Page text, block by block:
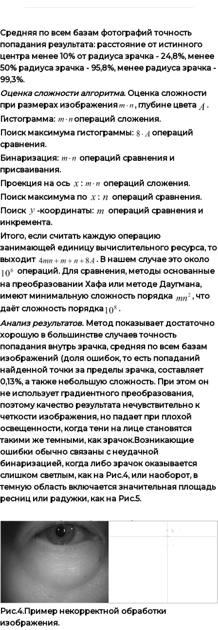
Средняя по всем базам фотографий точность
попадания результата: расстояние от истинного
центра менее 10% от радиуса зрачка - 24,8%, менее
50% радиуса зрачка - 95,8%, менее радиуса зрачка -
99,3%.
Оценка сложности алгоритма. Оценка сложности
при размерах изображения
, глубине цвета
.
Гистограмма:
операций сложения.
Поиск максимума гистограммы:
операций
сравнения.
Бинаризация:
операций сравнения и
присваивания.
Проекция на ось
:
операций сложения.
Поиск максимума по
:
операций сравнения.
Поиск
-координаты:
операций сравнения и
инкремента.
Итого, если считать каждую операцию
занимающей единицу вычислительного ресурса, то
выходит
. В нашем случае это около
операций. Для сравнения, методы основанные
на преобразовании Хафа или методе Даугмана,
имеют минимальную сложность порядка
, что
даёт сложность порядка
.
Анализ результатов. Метод показывает достаточно
хорошую в большинстве случаев точность
попадания внутрь зрачка, средняя по всем базам
изображений (доля ошибок, то есть попаданий
найденной точки за пределы зрачка, составляет
0,13%, а также небольшую сложность. При этом он
не использует градиентного преобразования,
поэтому качество результата нечувствительно к
четкости изображения, но падает при плохой
освещенности, когда тени на лице становятся
такими же темными, как зрачок.Возникающие
ошибки обычно связаны с неудачной
бинаризацией, когда либо зрачок оказывается
слишком светлым, как на Рис.4, или наоборот, в
темную область включается значительная площадь
ресниц или радужки, как на Рис.5.
Рис.4.Пример некорректной обработки
изображения.